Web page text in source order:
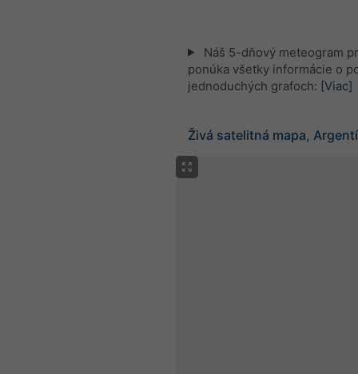
Náš 5-dňový meteogram
ponúka všetky informácie o
jednoduchých grafoch: [Viac]
Živá satelitná mapa,